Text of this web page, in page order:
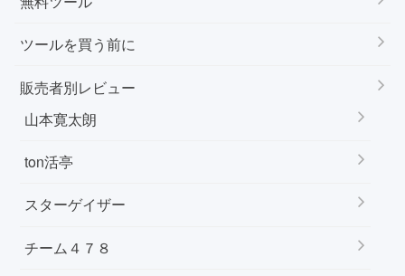
ツールを買う前に
販売者別レビュー
山本寛太朗
ton活亭
スターゲイザー
チーム４７８